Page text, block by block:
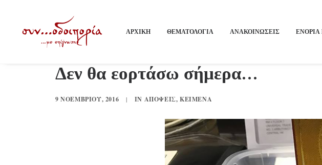
ΑΡΧΙΚΗ ΘΕΜΑΤΟΛΟΓΙΑ ΑΝΑΚΟΙΝΩΣΕΙΣ ΕΝΟΡΙΑ
Δεν θα εορτάσω σήμερα…
9 ΝΟΕΜΒΡΊΟΥ, 2016 | IN ΑΠΌΨΕΙΣ,ΚΕΊΜΕΝΑ